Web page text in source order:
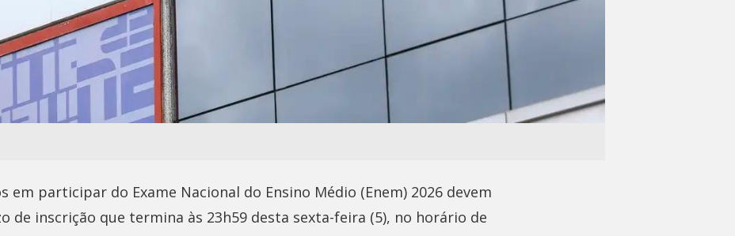
em participar do Exame Nacional do Ensino Médio (Enem) 2026 devem
de inscrição que termina às 23h59 desta sexta-feira (5), no horário de